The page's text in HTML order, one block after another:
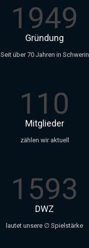
1949
Gründung
Seit über 70 Jahren in Schwerin
110
Mitglieder
zählen wir aktuell
1593
DWZ
lautet unsere ∅ Spielstärke